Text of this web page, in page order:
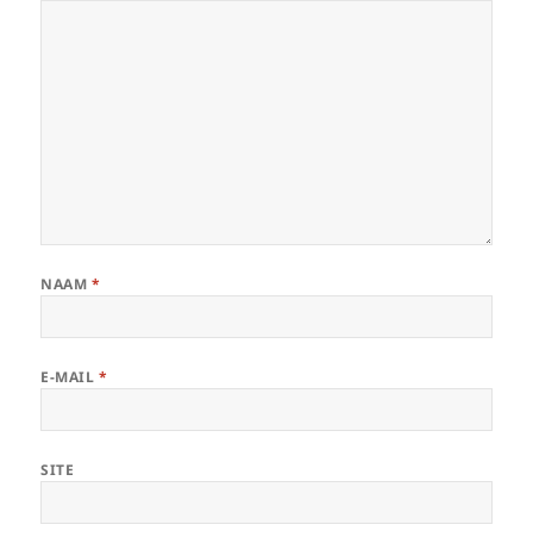
NAAM *
E-MAIL *
SITE